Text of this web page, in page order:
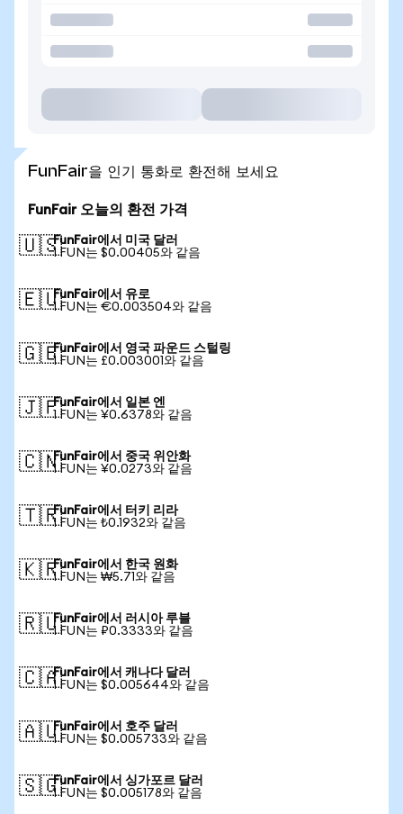
FunFair을 인기 통화로 환전해 보세요
FunFair 오늘의 환전 가격
🇺🇸FunFair에서 미국 달러
1 FUN는 $0.00405와 같음
🇪🇺FunFair에서 유로
1 FUN는 €0.003504와 같음
🇬🇧FunFair에서 영국 파운드 스털링
1 FUN는 £0.003001와 같음
🇯🇵FunFair에서 일본 엔
1 FUN는 ¥0.6378와 같음
🇨🇳FunFair에서 중국 위안화
1 FUN는 ¥0.0273와 같음
🇹🇷FunFair에서 터키 리라
1 FUN는 ₺0.1932와 같음
🇰🇷FunFair에서 한국 원화
1 FUN는 ₩5.71와 같음
🇷🇺FunFair에서 러시아 루블
1 FUN는 ₽0.3333와 같음
🇨🇦FunFair에서 캐나다 달러
1 FUN는 $0.005644와 같음
🇦🇺FunFair에서 호주 달러
1 FUN는 $0.005733와 같음
🇸🇬FunFair에서 싱가포르 달러
1 FUN는 $0.005178와 같음